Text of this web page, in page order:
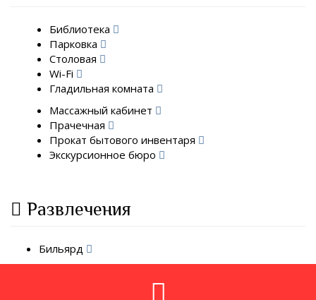
Библиотека
Парковка
Столовая
Wi-Fi
Гладильная комната
Массажный кабинет
Прачечная
Прокат бытового инвентаря
Экскурсионное бюро
Развлечения
Бильярд